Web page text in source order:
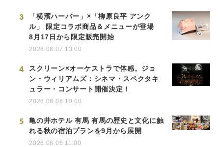
3
「横濱ハーバー」×「柳原良平 アンク
ル」 限定コラボ商品＆メニューが登場
8月17日から限定販売開始
2026.08.07 13:00
4
スクリーン×オーケストラで体感。ジョ
ン・ウィリアムズ：シネマ・スペクタキ
ュラー・コンサート開催決定！
2026.08.08 10:00
5
亀の井ホテル 有馬 有馬の歴史と文化に触
れる秋の宿泊プランを9月から展開
2026.08.06 11:00